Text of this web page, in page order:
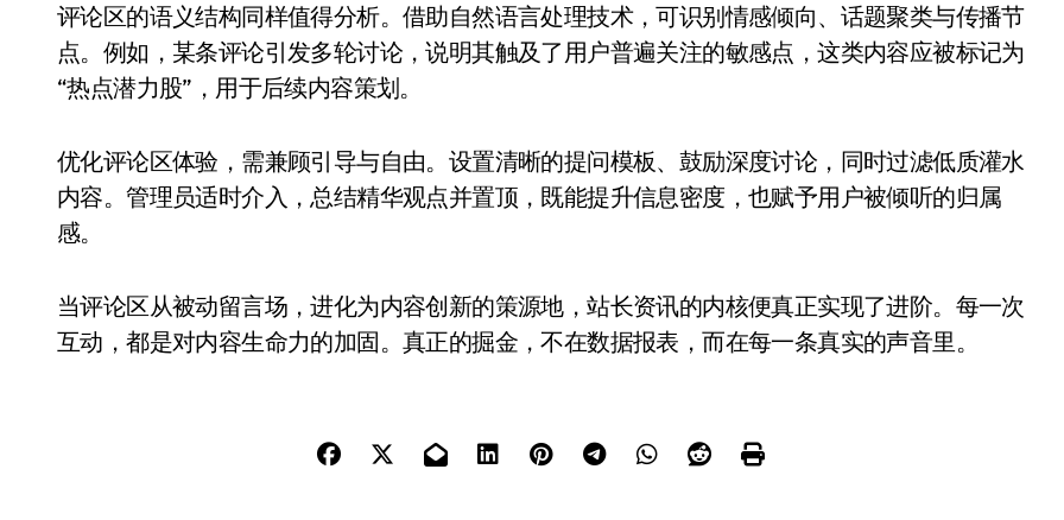
评论区的语义结构同样值得分析。借助自然语言处理技术，可识别情感倾向、话题聚类与传播节
点。例如，某条评论引发多轮讨论，说明其触及了用户普遍关注的敏感点，这类内容应被标记为
“热点潜力股”，用于后续内容策划。
优化评论区体验，需兼顾引导与自由。设置清晰的提问模板、鼓励深度讨论，同时过滤低质灌水
内容。管理员适时介入，总结精华观点并置顶，既能提升信息密度，也赋予用户被倾听的归属
感。
当评论区从被动留言场，进化为内容创新的策源地，站长资讯的内核便真正实现了进阶。每一次
互动，都是对内容生命力的加固。真正的掘金，不在数据报表，而在每一条真实的声音里。